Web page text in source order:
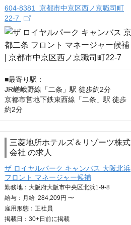
604-8381 京都市中京区西ノ京職司町
22-7
■最寄り駅：
JR嵯峨野線「二条」駅 徒歩約2分
京都市営地下鉄東西線「二条」駅 徒歩
約2分
三菱地所ホテルズ＆リゾーツ株式
会社 の求人
ザ ロイヤルパーク キャンバス 大阪北浜
フロント マネージャー候補
勤務地：大阪府大阪市中央区北浜1-9-8
給与： 月給 284,209円 〜
雇用形態：正社員
掲載日： 30+日 前に掲載